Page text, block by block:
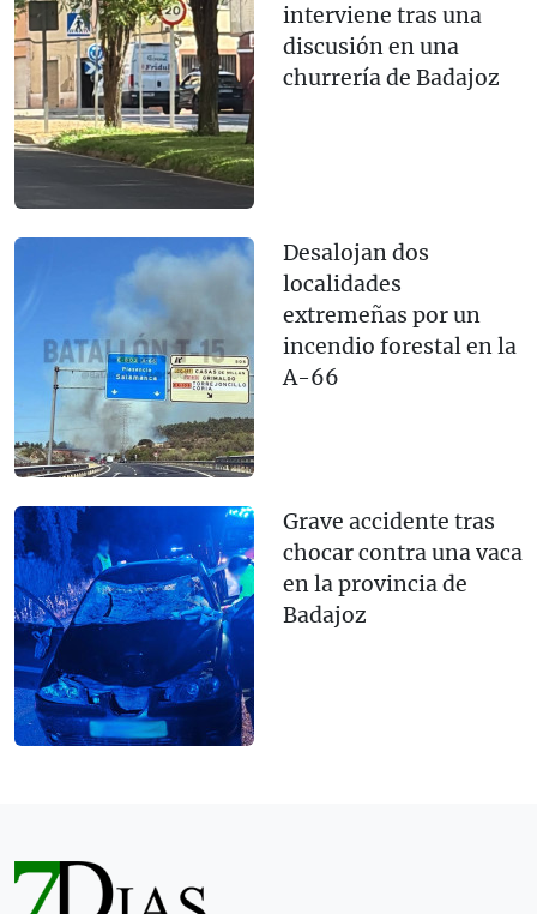
interviene tras una
discusión en una
churrería de Badajoz
Desalojan dos
localidades
extremeñas por un
incendio forestal en la
A-66
Grave accidente tras
chocar contra una vaca
en la provincia de
Badajoz